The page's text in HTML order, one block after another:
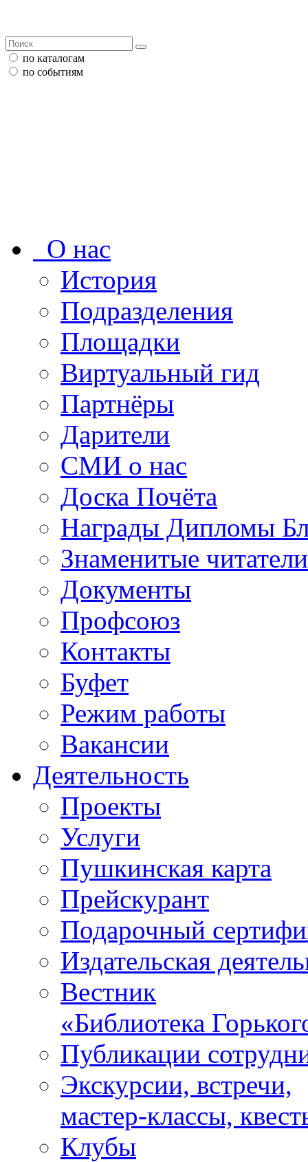
по каталогам
по событиям
О нас
История
Подразделения
Площадки
Виртуальный гид
Партнёры
Дарители
СМИ о нас
Доска Почёта
Награды Дипломы
Знаменитые
Документы
Профсоюз
Контакты
Буфет
Режим работы
Вакансии
Деятельность
Проекты
Услуги
Пушкинская карта
Прейскурант
Подарочный
Издательская
Вестник
«Библиотека
Публикации
Экскурсии, встречи,
мастер-классы,
Клубы